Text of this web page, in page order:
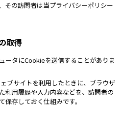
その訪問者は当プライバシーポリシー
取得
ータにCookieを送信することがありま
ブサイトを利用したときに、ブラウザ
利用履歴や入力内容などを、訪問者の
存しておく仕組みです。